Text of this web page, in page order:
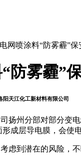
网喷涂料“防雾霾”
防雾霾”
阳天江化工新材料有限公司
扬州分部对部分变
成层导电膜，会使
虑到潜在的风险，